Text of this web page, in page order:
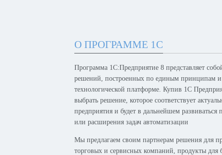
О ПРОГРАММЕ 1С
Программа 1С:Предприятие 8 представляет
решений, построенных по единым принципам
технологической платформе. Купив 1С
выбрать решение, которое соответствует
предприятия и будет в дальнейшем развиваться
или расширения задач автоматизации
Мы предлагаем своим партнерам решения для
торговых и сервисных компаний, продукты для